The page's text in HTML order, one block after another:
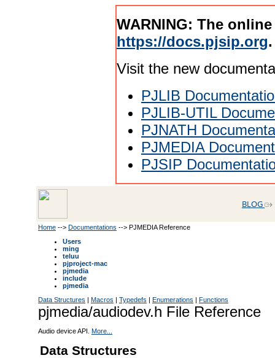
WARNING: The
https://docs.pjsip.org.
Visit the new
PJLIB
PJLIB-UTIL
PJNATH
PJMEDIA
PJSIP
BLOG
Home --> Documentations --> PJMEDIA Reference
Users
ming
teluu
pjproject-mac
pjmedia
include
pjmedia
Data Structures | Macros | Typedefs | Enumerations | Functions
pjmedia/audiodev.h File Reference
Audio device API. More...
Data Structures